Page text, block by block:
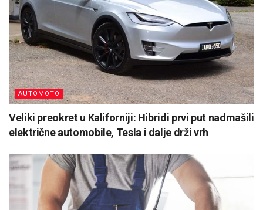
AUTOMOTO
Veliki preokret u Kaliforniji: Hibridi prvi put nadmašili
električne automobile, Tesla i dalje drži vrh